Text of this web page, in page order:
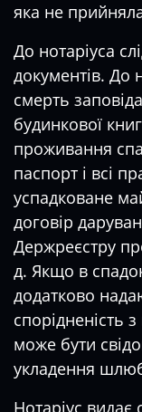
яка не
До нотаріуса
документів. До
смерть
будинкової
проживання
паспорт і всі
успадковане
договір
Держреєстру
д. Якщо в
додатково
спорідненість
може бути
укладення
Нотаріус видає